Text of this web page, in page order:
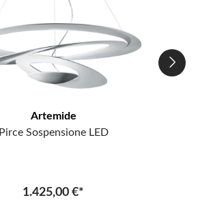
Artemide
Pirce Sospensione LED
1.425,00 €*